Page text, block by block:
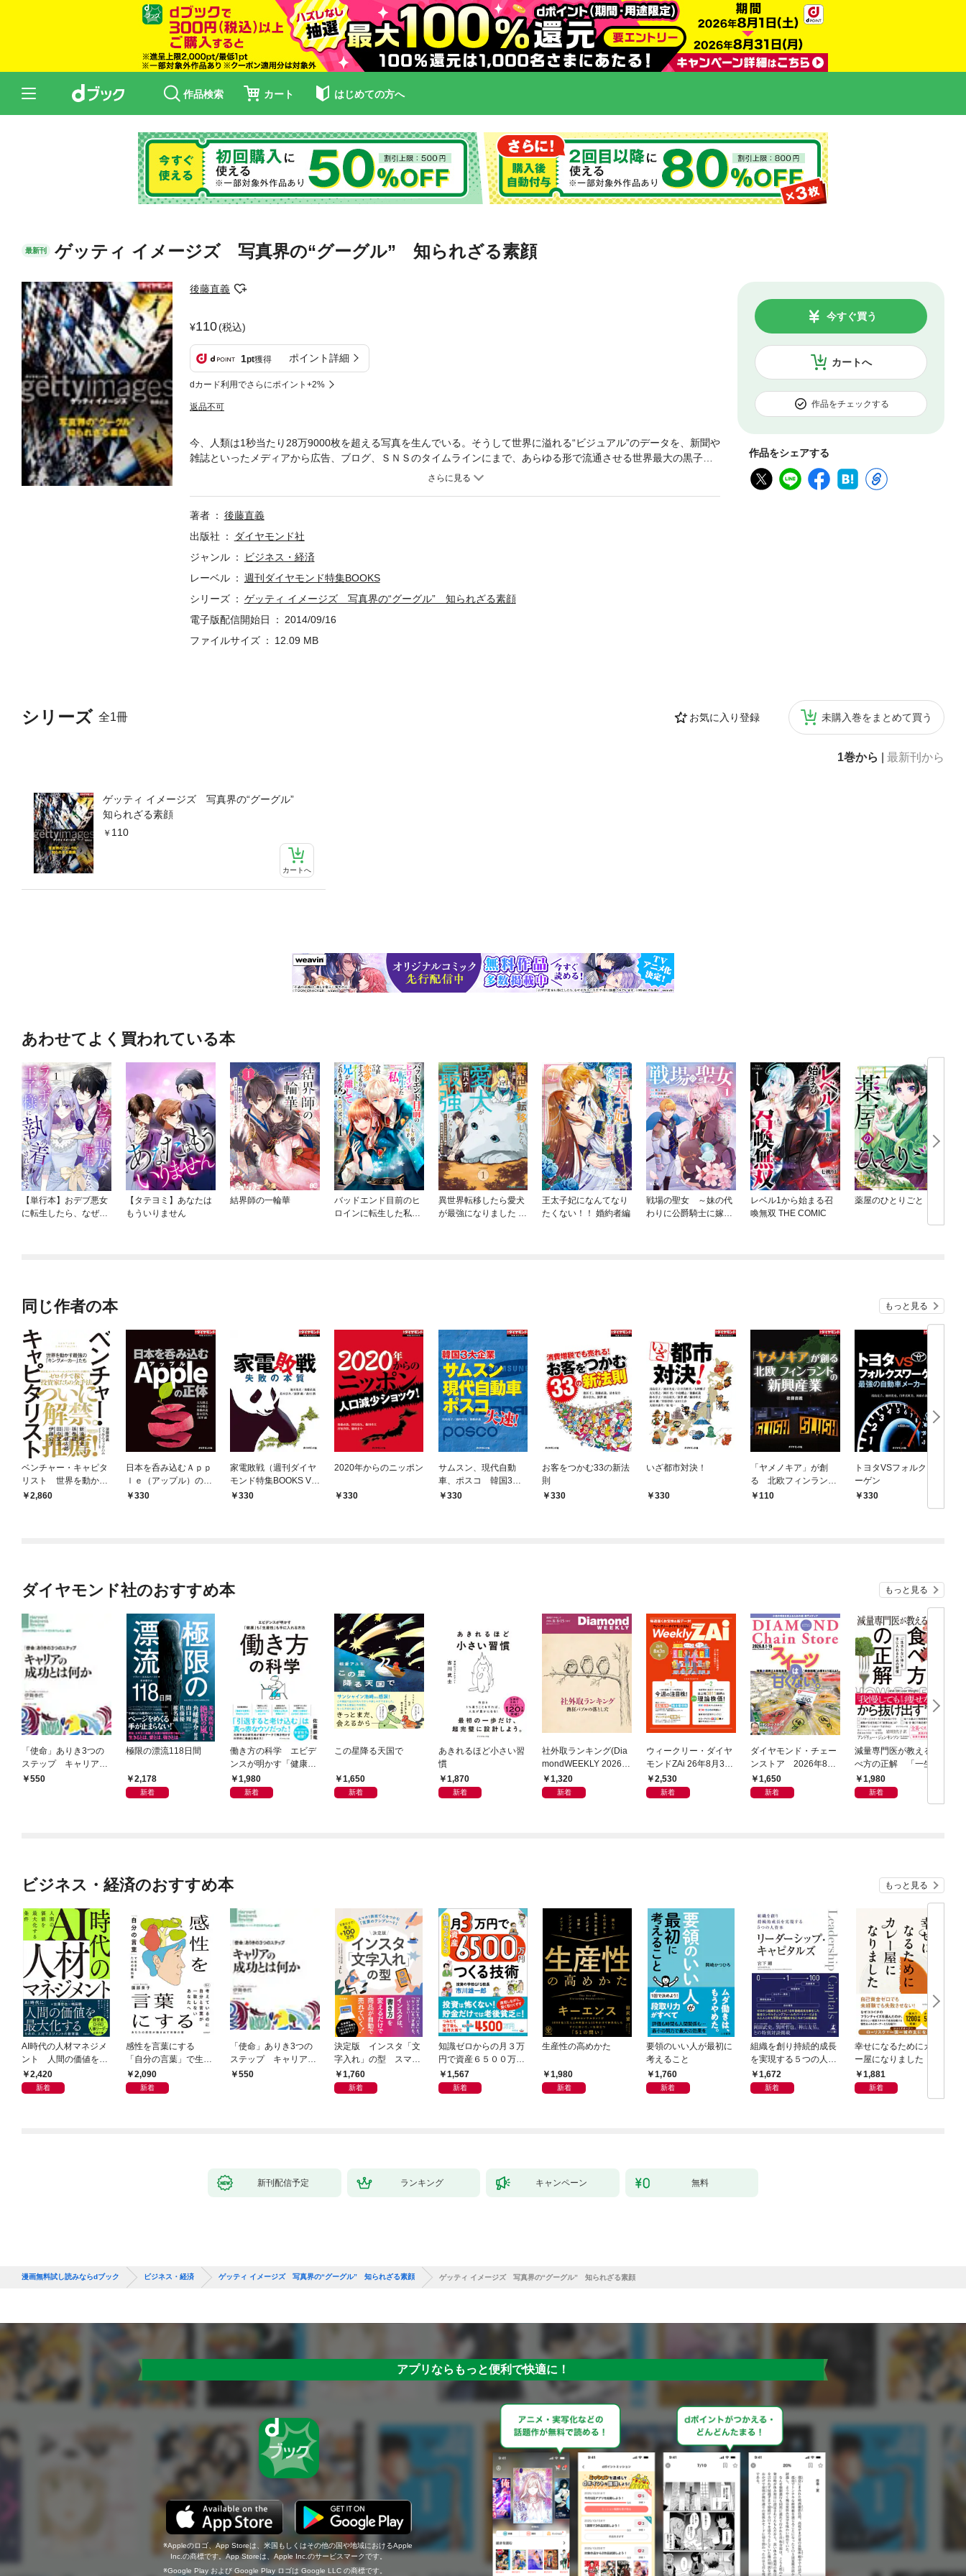
作品検索 カート はじめての方へ
最新刊 ゲッティ イメージズ 写真界の“グーグル” 知られざる素顔
後藤直義
110(税込)
1pt獲得 ポイント詳細
dカード利用でさらにポイント+2%
返品不可
カートへ
今すぐ買う
作品をチェックする
作品をシェアする
シリーズ 全1冊 お気に入り登録 未購入巻をまとめて買う
1巻から 最新刊から
ゲッティ イメージズ 写真界の“グーグル”
知られざる素顔
110
カートへ
今、人類は1秒当たり28万9000枚を超える写真を生んでいる。そうして世界に溢れる“ビジュアル”のデータを、新聞や
雑誌といったメディアから広告、ブログ、ＳＮＳのタイムラインにまで、あらゆる形で流通させる世界最大の黒子企
業がある。ゲッティイメージズ──。写真界のグーグルとも呼ばれる同社の素顔に迫った。『週刊ダイヤモンド』（20
著者
後藤直義
出版社
ダイヤモンド社
ジャンル
ビジネス・経済
レーベル
週刊ダイヤモンド特集BOOKS
シリーズ
ゲッティ イメージズ 写真界の“グーグル” 知られざる素顔
電子版配信開始日
2014/09/16
ファイルサイズ
12.09 MB
あわせてよく買われている本
【単行本】おデブ悪女
に転生したら、なぜか
【タテヨミ】あなたは
もういりません
結界師の一輪華
バッドエンド目前のヒ
ロインに転生した私、
異世界転移したら愛犬
が最強になりました ～
王太子妃になんてなり
たくない！！ 婚約者編
戦場の聖女 ～妹の代
わりに公爵騎士に嫁ぐ
レベル1から始まる召
喚無双 THE COMIC
薬屋のひとりごと
同じ作者の本 もっと見る
ベンチャー・キャピタ
リスト 世界を動かす
最強の「キングメーカ
2,860
日本を呑み込むＡｐｐ
ｌｅ（アップル）の正
体（週刊ダイヤモンド
330
家電敗戦（週刊ダイヤ
モンド特集BOOKS Vo
l.332）―――失敗の本
330
2020年からのニッポン
330
サムスン、現代自動
車、ポスコ 韓国3大
企業失速！
330
お客をつかむ33の新法
則
330
いざ都市対決！
330
「ヤメノキア」が創
る 北欧フィンランド
の新興産業
110
トヨタVSフォルクスワ
ーゲン
330
ダイヤモンド社のおすすめ本 もっと見る
「使命」ありき3つの
ステップ キャリアの
成功とは何か
550
極限の漂流118日間
2,178
新着
働き方の科学 エビデ
ンスが明かす「健康」
も「生産性」も手に入
れる方法
1,980
新着
この星降る天国で
1,650
新着
あきれるほど小さい習
慣
1,870
新着
社外取ランキング(Dia
mondWEEKLY 2026年
8/8・15合併号)
1,320
新着
ウィークリー・ダイヤ
モンドZAi 26年8月3日
号2,530
新着
ダイヤモンド・チェー
ンストア 2026年8月
1日・15日号
1,650
新着
減量専門医が教える 食
べ方の正解 「一生太
らない体」を手に入れ
るための習慣
1,980
新着
ビジネス・経済のおすすめ本 もっと見る
AI時代の人材マネジメ
ント 人間の価値を最
大化する条件
2,420
新着
感性を言葉にする
「自分の言葉」で生き
るための教科書
2,090
新着
「使命」ありき3つの
ステップ キャリアの
成功とは何か
550
決定版 インスタ「文
字入れ」の型 スマホ
１画面で心をつかむ
「言葉のテンプレー
1,760
新着
知識ゼロからの月３万
円で資産６５００万円
つくる技術
1,567
新着
生産性の高めかた
1,980
新着
要領のいい人が最初に
考えること
1,760
新着
組織を創り持続的成長
を実現する５つの人資
本 リーダーシップ・
キャピタルズ
1,672
新着
幸せになるためにカレ
ー屋になりました
1,881
新着
新刊配信予定 ランキング キャンペーン 無料
漫画無料試し読みならdブック ビジネス・経済 ゲッティ イメージズ 写真界の“グーグル” 知られざる素顔 ゲッティ イメージズ 写真界の“グーグル” 知られざる素顔
アプリならもっと便利で快適に！
Appleのロゴ、App Storeは、米国もしくはその他の国や地域におけるApple
Inc.の商標です。App Storeは、Apple Inc.のサービスマークです。
Google Play および Google Play ロゴは Google LLC の商標です。